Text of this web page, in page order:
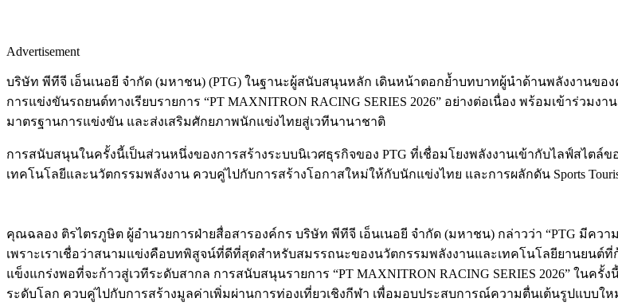
Advertisement
บริษัท พีทีจี เอ็นเนอยี จำกัด (มหาชน) (PTG) ในฐานะผู้สนับสนุนหลัก เดินหน้าตอกย้ำบทบาทผู้นำด้านพลังงานข
การแข่งขันรถยนต์ทางเรียบรายการ “PT MAXNITRON RACING SERIES 2026” อย่างต่อเนื่อง พร้อมเข้าร่ว
มาตรฐานการแข่งขัน และส่งเสริมศักยภาพนักแข่งไทยสู่เวทีนานาชาติ
การสนับสนุนในครั้งนี้เป็นส่วนหนึ่งของการสร้างระบบนิเวศธุรกิจของ PTG ที่เชื่อมโยงพลังงานเข้ากับไลฟ์สไ
เทคโนโลยีและนวัตกรรมพลังงาน ควบคู่ไปกับการสร้างโอกาสใหม่ให้กับนักแข่งไทย และการผลักดัน Sports
คุณฉลอง ติรไตรภูษิต ผู้อำนวยการฝ่ายสื่อสารองค์กร บริษัท พีทีจี เอ็นเนอยี จำกัด (มหาชน) กล่าวว่า “PTG มีคว
เพราะเราเชื่อว่าสนามแข่งคือบทพิสูจน์ที่ดีที่สุดสำหรับสมรรถนะของนวัตกรรมพลังงานและเทคโนโลยียานยนต์
แข็งแกร่งพอที่จะก้าวสู่เวทีระดับสากล การสนับสนุนรายการ “PT MAXNITRON RACING SERIES 2026” ในค
ระดับโลก ควบคู่ไปกับการสร้างมูลค่าเพิ่มผ่านการท่องเที่ยวเชิงกีฬา เพื่อมอบประสบการณ์ความตื่นเต้นรูปแบบใ